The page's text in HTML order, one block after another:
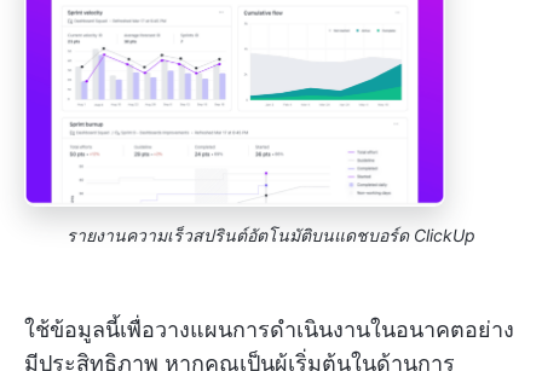
รายงานความเร็วสปรินต์อัตโนมัติบนแดชบอร์ด ClickUp
ใช้ข้อมูลนี้เพื่อวางแผนการดำเนินงานในอนาคตอย่าง
มีประสิทธิภาพ หากคุณเป็นผู้เริ่มต้นในด้านการ